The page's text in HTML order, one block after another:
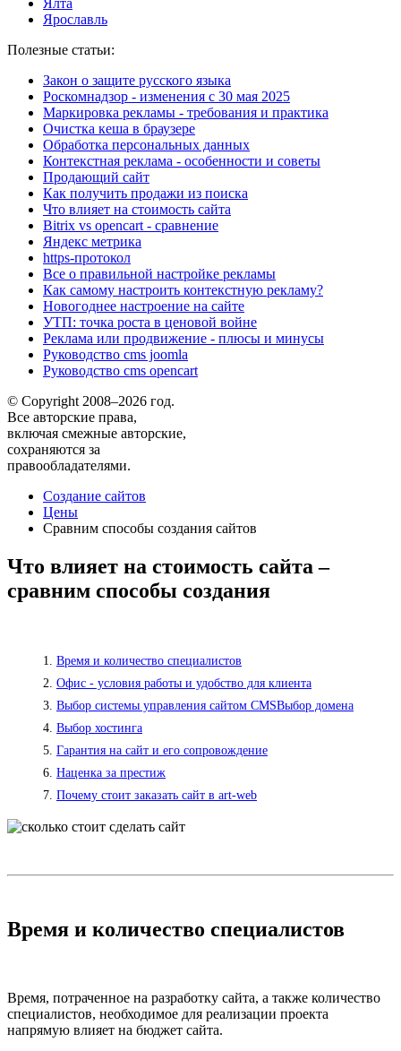
Ялта
Ярославль
Полезные статьи:
Закон о защите русского языка
Роскомнадзор - изменения с 30 мая 2025
Маркировка рекламы - требования и практика
Очистка кеша в браузере
Обработка персональных данных
Контекстная реклама - особенности и советы
Продающий сайт
Как получить продажи из поиска
Что влияет на стоимость сайта
Bitrix vs opencart - сравнение
Яндекс метрика
https-протокол
Все о правильной настройке рекламы
Как самому настроить контекстную рекламу?
Новогоднее настроение на сайте
УТП: точка роста в ценовой войне
Реклама или продвижение - плюсы и минусы
Руководство cms joomla
Руководство cms opencart
© Copyright 2008–2026 год.
Все авторские права,
включая смежные авторские,
сохраняются за
правообладателями.
Создание сайтов
Цены
Сравним способы создания сайтов
Что влияет на стоимость сайта –
сравним способы создания
Время и количество специалистов
Офис - условия работы и удобство для клиента
Выбор системы управления сайтом CMSВыбор домена
Выбор хостинга
Гарантия на сайт и его сопровождение
Наценка за престиж
Почему стоит заказать сайт в art-web
Время и количество специалистов
Время, потраченное на разработку сайта, а также количество
специалистов, необходимое для реализации проекта
напрямую влияет на бюджет сайта.